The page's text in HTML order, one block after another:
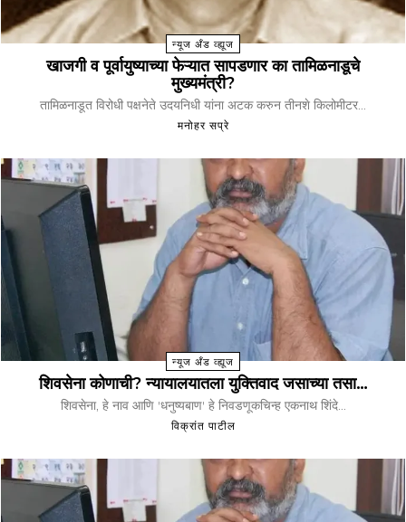
न्यूज अँड व्ह्यूज
खाजगी व पूर्वायुष्याच्या फेऱ्यात सापडणार का तामिळनाडूचे
मुख्यमंत्री?
तामिळनाडूत विरोधी पक्षनेते उदयनिधी यांना अटक करुन तीनशे किलोमीटर...
मनोहर सप्रे
न्यूज अँड व्ह्यूज
शिवसेना कोणाची? न्यायालयातला युक्तिवाद जसाच्या तसा…
शिवसेना, हे नाव आणि 'धनुष्यबाण' हे निवडणूकचिन्ह एकनाथ शिंदे...
विक्रांत पाटील